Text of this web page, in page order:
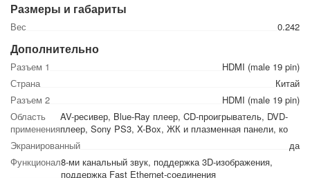
Размеры и габариты
Вес 0.242
Дополнительно
Разъем 1
HDMI (male 19 pin)
Страна
Китай
Разъем 2
HDMI (male 19 pin)
Область
применения
AV-ресивер, Blue-Ray плеер, CD-проигрыватель, DVD-
плеер, Sony PS3, X-Box, ЖК и плазменная панели, ко
Экранированный
да
Функционал8-ми канальный звук, поддержка 3D-изображения,
поддержка Fast Ethernet-соединения